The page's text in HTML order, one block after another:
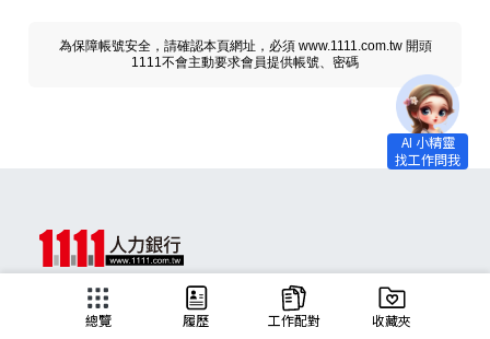
為保障帳號安全，請確認本頁網址，必須 www.1111.com.tw 開頭
1111不會主動要求會員提供帳號、密碼
總覽 履歷 工作配對 收藏夾